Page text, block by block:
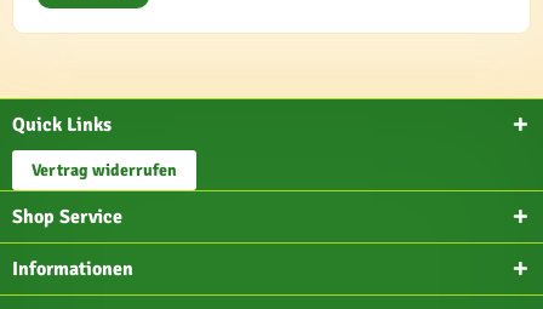
Quick Links
Vertrag widerrufen
Shop Service
Informationen